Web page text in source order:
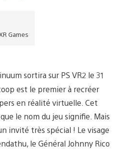
Games
sortira sur PS VR2 le 31
est le premier à recréer
en réalité virtuelle. Cet
le nom du jeu signifie. Mais
invité très spécial ! Le visage
le Général Johnny Rico